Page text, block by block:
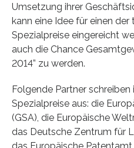
Umsetzung ihrer
kann eine Idee für einen
Spezialpreise eingereicht
auch die Chance
2014” zu werden.
Folgende Partner schreiben
Spezialpreise aus: die
(GSA), die Europäische
das Deutsche Zentrum für
das Europäische Patentamt